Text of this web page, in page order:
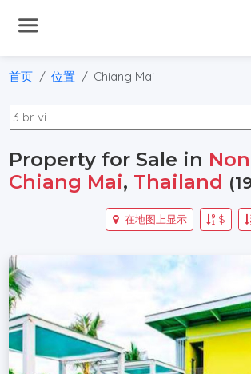
首页 位置 Chiang Mai
Property for Sale in
Chiang Mai, Thailand
$
在地图上显示